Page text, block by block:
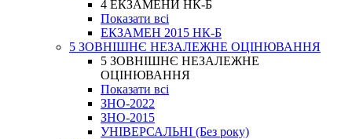
4 ЕКЗАМЕНИ НК-Б
Показати всі
ЕКЗАМЕН 2015 НК-Б
5 ЗОВНІШНЄ НЕЗАЛЕЖНЕ ОЦІНЮВАННЯ
5 ЗОВНІШНЄ НЕЗАЛЕЖНЕ
ОЦІНЮВАННЯ
Показати всі
ЗНО-2022
ЗНО-2015
УНІВЕРСАЛЬНІ (Без року)